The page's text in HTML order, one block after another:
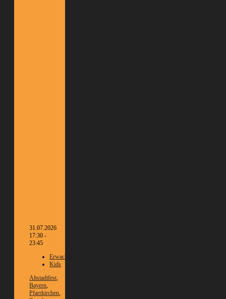
31.07.2026
17:30 -
23:45
Erwachsene
Kids
Altstadtfest
Bayern
Pfarrkirchen